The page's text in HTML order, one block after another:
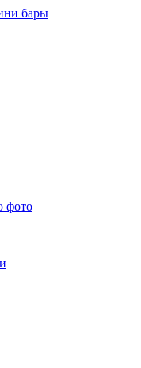
бары
фото